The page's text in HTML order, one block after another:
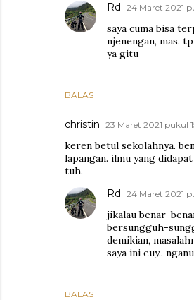
BALAS
Rd 24 Maret 2021
saya cuma bisa
njenengan, mas.
ya gitu
christin 23 Maret 2021 pukul
keren betul sekolahnya.
lapangan. ilmu yang
tuh.
BALAS
Rd 24 Maret 2021
jikalau benar-
bersungguh-
demikian,
saya ini euy.. nganu